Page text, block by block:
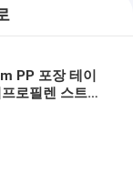
PP 포장 테이
로필렌 스트랩